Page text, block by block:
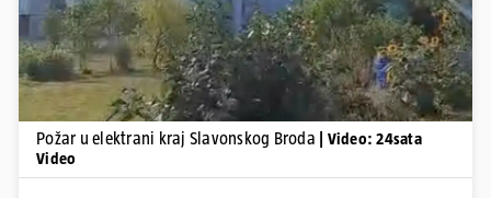
Požar u elektrani kraj Slavonskog Broda
| Video: 24sata
Video